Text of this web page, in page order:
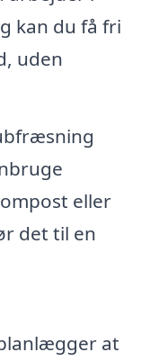
kan du få fri
uden
eller
det til en
at